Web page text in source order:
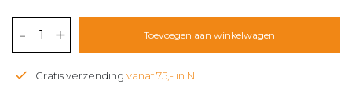
- + Toevoegen aan winkelwagen
Gratis verzending vanaf 75,- in NL